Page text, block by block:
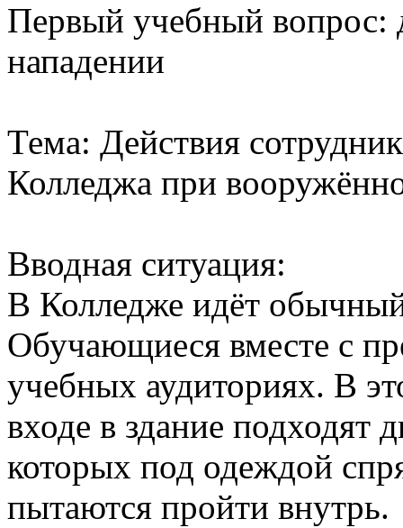
Первый учебный вопрос:
нападении
Тема: Действия
Колледжа при
Вводная ситуация:
В Колледже идёт
Обучающиеся вместе с
учебных аудиториях. В
входе в здание подходят
которых под одеждой
пытаются пройти внутрь.